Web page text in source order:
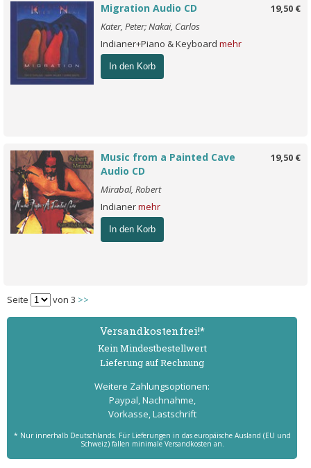
19,50 €
Migration Audio CD
Kater, Peter; Nakai, Carlos
Indianer+Piano & Keyboard mehr
In den Korb
19,50 €
Music from a Painted Cave
Audio CD
Mirabal, Robert
Indianermehr
In den Korb
Seite von 3 >>
Versand­kostenfrei!*
Kein Mindest­bestell­wert
Lieferung auf Rechnung
Weitere Zahlungs­optionen:
Paypal, Nachnahme,
Vorkasse, Lastschrift
* Nur innerhalb Deutschlands. Für Lieferungen in das europäische Ausland (EU und
Schweiz) fallen minimale Versandkosten an.